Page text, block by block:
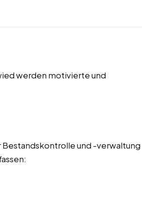
werden motivierte und
und -verwaltung